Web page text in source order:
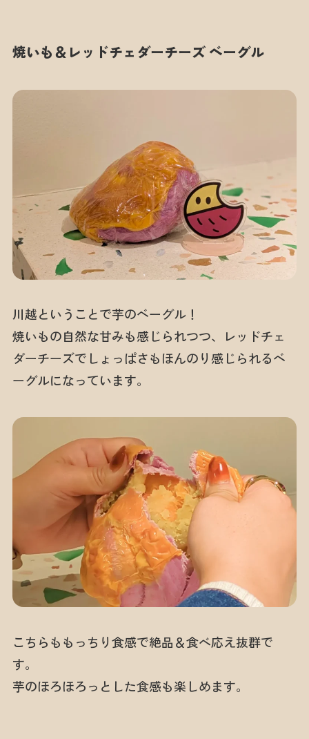
焼いも＆レッドチェダーチーズ ベーグル
川越ということで芋のベーグル！
焼いもの自然な甘みも感じられつつ、レッドチェ
ダーチーズでしょっぱさもほんのり感じられるベ
ーグルになっています。
こちらももっちり食感で絶品＆食べ応え抜群で
す。
芋のほろほろっとした食感も楽しめます。